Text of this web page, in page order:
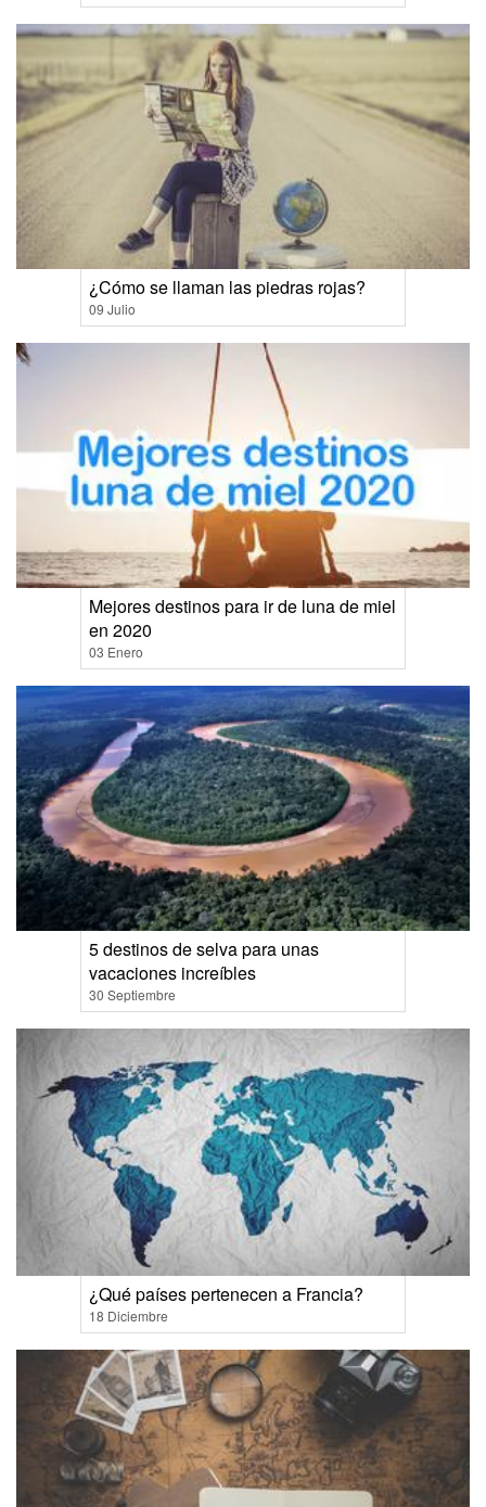
¿Cómo se llaman las piedras rojas?
09 Julio
Mejores destinos para ir de luna de miel
en 2020
03 Enero
5 destinos de selva para unas
vacaciones increíbles
30 Septiembre
¿Qué países pertenecen a Francia?
18 Diciembre